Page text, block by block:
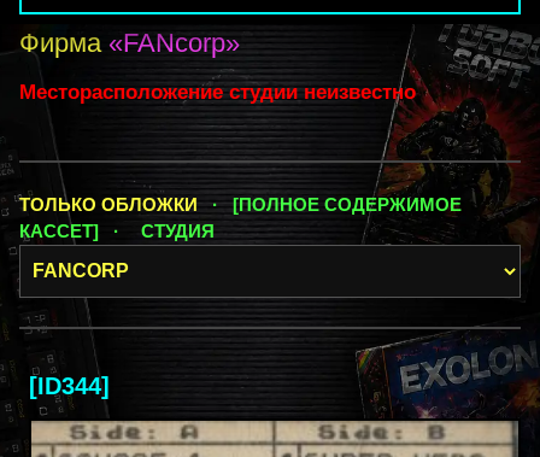
Фирма «FANcorp»
Месторасположение студии неизвестно
ТОЛЬКО ОБЛОЖКИ· [ПОЛНОЕ СОДЕРЖИМОЕ
КАССЕТ] ·
СТУДИЯ
[ID344]